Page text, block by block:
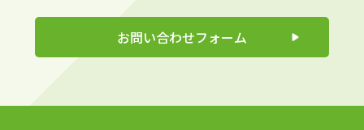
お問い合わせフォーム